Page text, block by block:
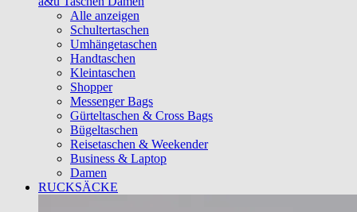
Alle anzeigen
Schultertaschen
Umhängetaschen
Handtaschen
Kleintaschen
Shopper
Messenger Bags
Gürteltaschen & Cross Bags
Bügeltaschen
Reisetaschen & Weekender
Business & Laptop
Damen
RUCKSÄCKE